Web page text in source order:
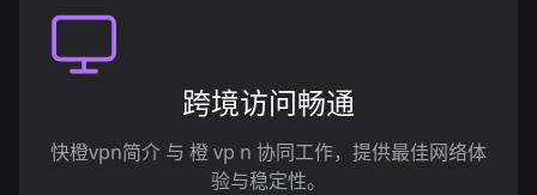
跨境访问畅通
快橙vpn简介 与 橙 vp n 协同工作，提供最佳网络体
验与稳定性。